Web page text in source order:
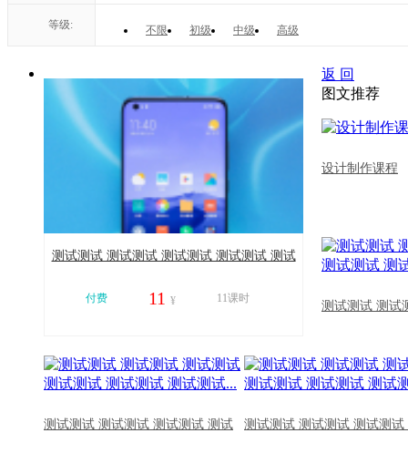
等级: 不限 初级 中级 高级
测试测试 测试测试 测试测试 测试测试 测试
付费 11 ¥
11课时
返 回
图文推荐
设计制作课程
测试测试 测试
测试测试 测试测试 测试测试 测试 测试测试 测试测试 测试测试